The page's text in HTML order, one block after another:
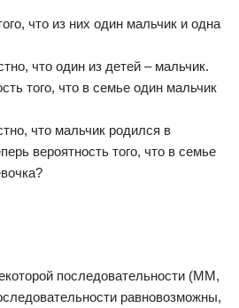
что из них один мальчик и одна
что один из детей – мальчик.
того, что в семье один мальчик
что мальчик родился в
вероятность того, что в семье
последовательности (ММ,
равновозможны,